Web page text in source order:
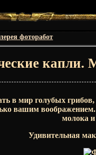
фоторабот
капли.
в мир голубых
вашим
молока
Удивительная